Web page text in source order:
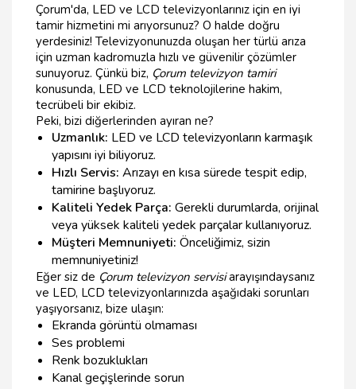
Çorum'da, LED ve LCD televizyonlarınız için en iyi
tamir hizmetini mi arıyorsunuz? O halde doğru
yerdesiniz! Televizyonunuzda oluşan her türlü arıza
için uzman kadromuzla hızlı ve güvenilir çözümler
sunuyoruz. Çünkü biz, Çorum televizyon tamiri
konusunda, LED ve LCD teknolojilerine hakim,
tecrübeli bir ekibiz.
Peki, bizi diğerlerinden ayıran ne?
Uzmanlık: LED ve LCD televizyonların karmaşık
yapısını iyi biliyoruz.
Hızlı Servis: Arızayı en kısa sürede tespit edip,
tamirine başlıyoruz.
Kaliteli Yedek Parça: Gerekli durumlarda, orijinal
veya yüksek kaliteli yedek parçalar kullanıyoruz.
Müşteri Memnuniyeti: Önceliğimiz, sizin
memnuniyetiniz!
Eğer siz de Çorum televizyon servisiarayışındaysanız
ve LED, LCD televizyonlarınızda aşağıdaki sorunları
yaşıyorsanız, bize ulaşın:
Ekranda görüntü olmaması
Ses problemi
Renk bozuklukları
Kanal geçişlerinde sorun